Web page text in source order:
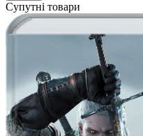
Супутні товари